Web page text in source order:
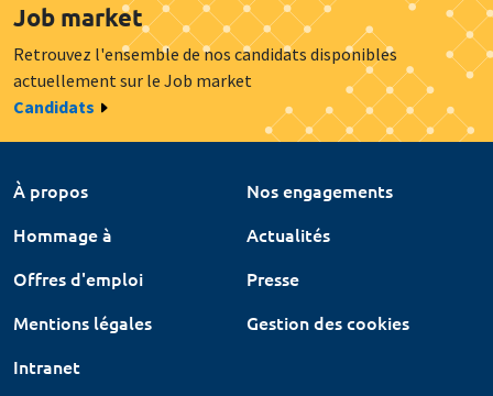
Job market
Retrouvez l'ensemble de nos candidats disponibles
actuellement sur le Job market
Candidats
À propos
Nos engagements
Hommage à
Actualités
Offres d'emploi
Presse
Mentions légales
Gestion des cookies
Intranet